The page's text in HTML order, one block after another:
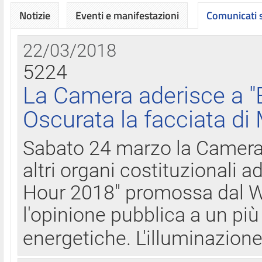
Notizie Eventi e manifestazioni Comunicati
22/03/2018
5224
La Camera aderisce a
Oscurata la facciata di
Sabato 24 marzo la
altri organi costituzionali
Hour 2018" promossa dal
l'opinione pubblica a un
energetiche.